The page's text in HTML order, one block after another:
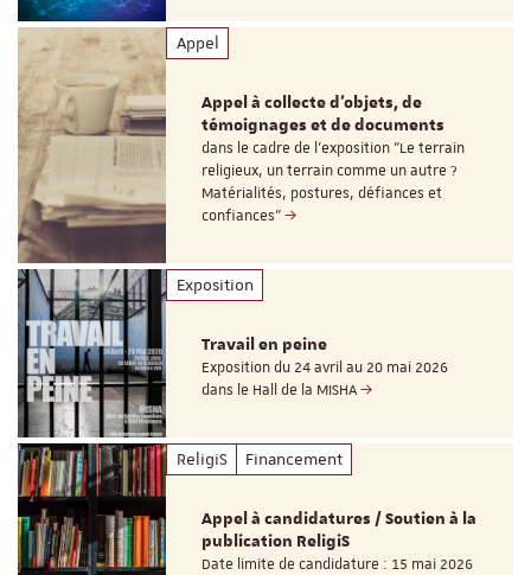
Appel
Appel à collecte d'objets, de
témoignages et de documents
dans le cadre de l'exposition "Le terrain
religieux, un terrain comme un autre ?
Matérialités, postures, défiances et
confiances"
Exposition
Travail en peine
Exposition du 24 avril au 20 mai 2026
dans le Hall de la MISHA
ReligiS Financement
Appel à candidatures / Soutien à la
publication ReligiS
Date limite de candidature : 15 mai 2026